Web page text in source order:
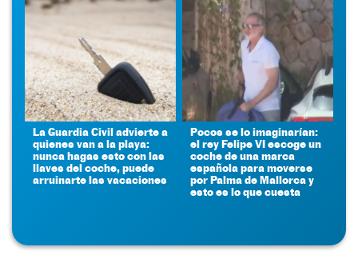
La Guardia Civil advierte a
quienes van a la playa:
nunca hagas esto con las
llaves del coche, puede
arruinarte las vacaciones
Pocos se lo imaginarían:
el rey Felipe VI escoge un
coche de una marca
española para moverse
por Palma de Mallorca y
esto es lo que cuesta